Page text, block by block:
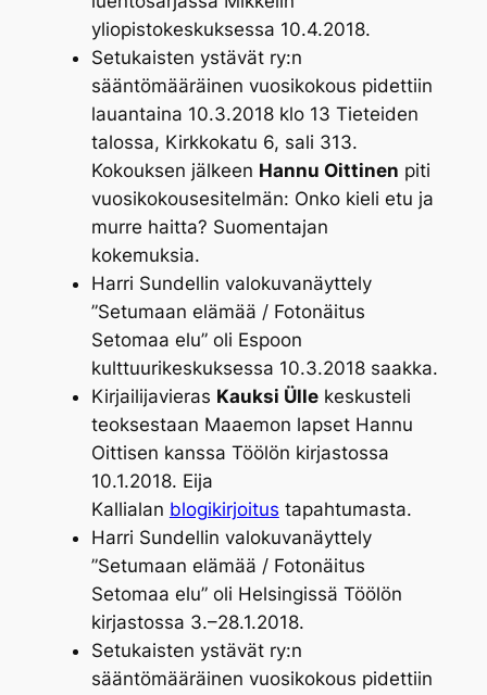
yliopistokeskuksessa 10.4.2018.
Setukaisten ystävät ry:n
sääntömääräinen vuosikokous pidettiin
lauantaina 10.3.2018 klo 13 Tieteiden
talossa, Kirkkokatu 6, sali 313.
Kokouksen jälkeen Hannu Oittinen piti
vuosikokousesitelmän: Onko kieli etu ja
murre haitta? Suomentajan
kokemuksia.
Harri Sundellin valokuvanäyttely
”Setumaan elämää / Fotonäitus
Setomaa elu” oli Espoon
kulttuurikeskuksessa 10.3.2018 saakka.
Kirjailijavieras Kauksi Üllekeskusteli
teoksestaan Maaemon lapset Hannu
Oittisen kanssa Töölön kirjastossa
10.1.2018. Eija
Kallialan blogikirjoitus tapahtumasta.
Harri Sundellin valokuvanäyttely
”Setumaan elämää / Fotonäitus
Setomaa elu” oli Helsingissä Töölön
kirjastossa 3.–28.1.2018.
Setukaisten ystävät ry:n
sääntömääräinen vuosikokous pidettiin